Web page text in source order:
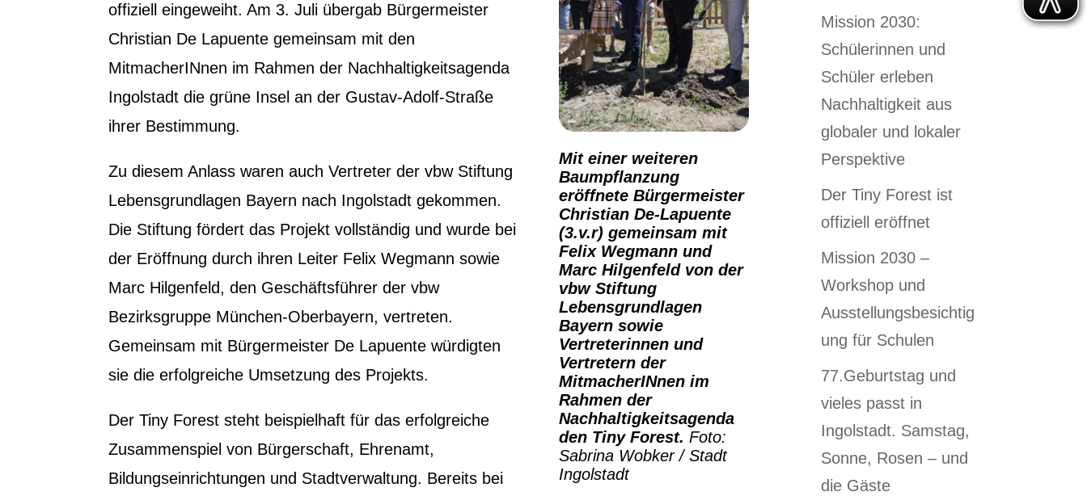
offiziell eingeweiht. Am 3. Juli übergab Bürgermeister
Christian De Lapuente gemeinsam mit den
MitmacherINnen im Rahmen der Nachhaltigkeitsagenda
Ingolstadt die grüne Insel an der Gustav-Adolf-Straße
ihrer Bestimmung.
Zu diesem Anlass waren auch Vertreter der vbw Stiftung
Lebensgrundlagen Bayern nach Ingolstadt gekommen.
Die Stiftung fördert das Projekt vollständig und wurde bei
der Eröffnung durch ihren Leiter Felix Wegmann sowie
Marc Hilgenfeld, den Geschäftsführer der vbw
Bezirksgruppe München-Oberbayern, vertreten.
Gemeinsam mit Bürgermeister De Lapuente würdigten
sie die erfolgreiche Umsetzung des Projekts.
Der Tiny Forest steht beispielhaft für das erfolgreiche
Zusammenspiel von Bürgerschaft, Ehrenamt,
Bildungseinrichtungen und Stadtverwaltung. Bereits bei
Mit einer weiteren
Baumpflanzung
eröffnete Bürgermeister
Christian De-Lapuente
(3.v.r) gemeinsam mit
Felix Wegmann und
Marc Hilgenfeld von der
vbw Stiftung
Lebensgrundlagen
Bayern sowie
Vertreterinnen und
Vertretern der
MitmacherINnen im
Rahmen der
Nachhaltigkeitsagenda
den Tiny Forest.Foto:
Sabrina Wobker / Stadt
Ingolstadt
Mission 2030:
Schülerinnen und
Schüler erleben
Nachhaltigkeit aus
globaler und lokaler
Perspektive
Der Tiny Forest ist
offiziell eröffnet
Mission 2030 –
Workshop und
Ausstellungsbesichtig
ung für Schulen
77.Geburtstag und
vieles passt in
Ingolstadt. Samstag,
Sonne, Rosen – und
die Gäste